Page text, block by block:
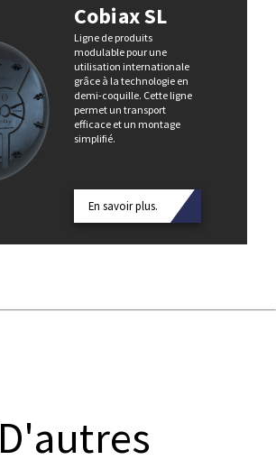
Cobiax SL
Ligne de produits
modulable pour une
utilisation internationale
grâce à la technologie en
demi-coquille. Cette ligne
permet un transport
efficace et un montage
simplifié.
En savoir plus.
D'autres